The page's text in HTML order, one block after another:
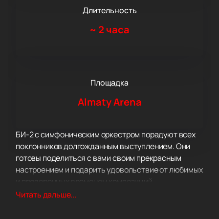
Длительность
~ 2 часа
Площадка
Almaty Arena
БИ-2 с симфоническим оркестром порадуют всех
поклонников долгожданным выступлением. Они
готовы поделиться с вами своим прекрасным
настроением и подарить удовольствие от любимых
и проверенных временем композиций.
БИ-2 с симфоническим оркестром много
Читать дальше...